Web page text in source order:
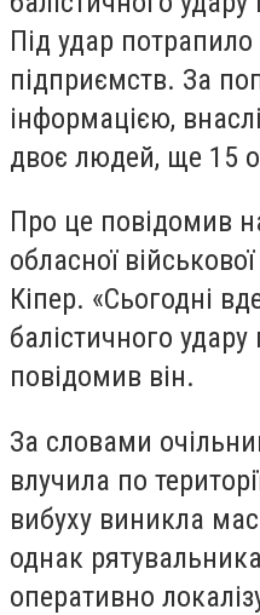
Під удар
підприємств. За
інформацією,
двоє людей, ще 15
Про це повідомив
обласної
Кіпер. «Сьогодні
балістичного
повідомив він.
За словами
влучила по
вибуху виникла
однак
оперативно